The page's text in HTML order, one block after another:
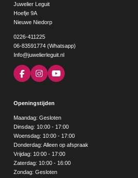
Juwelier Leguit
Hoefje 9A
Nieuwe Niedorp
0226-411225
06-83591774 (Whatsapp)
Info@juwelierleguit.nl
F
a
b
o
k
I
n
a
g
r
a
m
Y
o
e
Openingstijden
Maandag: Gesloten
Dinsdag: 10:00 - 17:00
Woensdag: 10:00 - 17:00
Donderdag: Alleen op afspraak
Vrijdag: 10:00 - 17:00
Zaterdag: 10:00 - 16:00
Zondag: Gesloten